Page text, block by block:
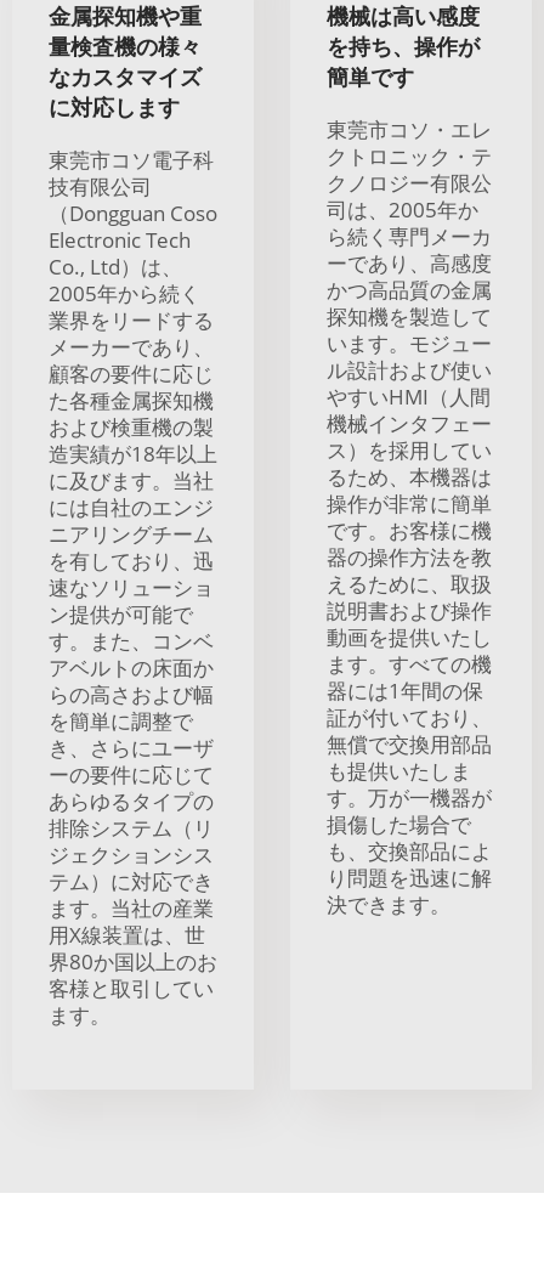
金属探知機や重
量検査機の様々
なカスタマイズ
に対応します
東莞市コソ電子科
技有限公司
（Dongguan Coso
Electronic Tech
Co., Ltd）は、
2005年から続く
業界をリードする
メーカーであり、
顧客の要件に応じ
た各種金属探知機
および検重機の製
造実績が18年以上
に及びます。当社
には自社のエンジ
ニアリングチーム
を有しており、迅
速なソリューショ
ン提供が可能で
す。また、コンベ
アベルトの床面か
らの高さおよび幅
を簡単に調整で
き、さらにユーザ
ーの要件に応じて
あらゆるタイプの
排除システム（リ
ジェクションシス
テム）に対応でき
ます。当社の産業
用X線装置は、世
界80か国以上のお
客様と取引してい
ます。
機械は高い感度
を持ち、操作が
簡単です
東莞市コソ・エレ
クトロニック・テ
クノロジー有限公
司は、2005年か
ら続く専門メーカ
ーであり、高感度
かつ高品質の金属
探知機を製造して
います。モジュー
ル設計および使い
やすいHMI（人間
機械インタフェー
ス）を採用してい
るため、本機器は
操作が非常に簡単
です。お客様に機
器の操作方法を教
えるために、取扱
説明書および操作
動画を提供いたし
ます。すべての機
器には1年間の保
証が付いており、
無償で交換用部品
も提供いたしま
す。万が一機器が
損傷した場合で
も、交換部品によ
り問題を迅速に解
決できます。